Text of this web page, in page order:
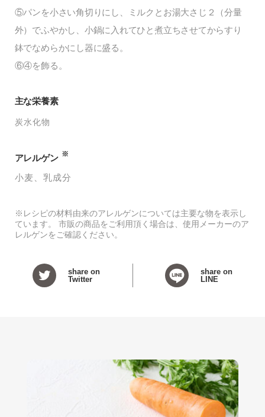
⑤パンを小さい角切りにし、ミルクとお湯大さじ２（分量
外）でふやかし、小鍋に入れてひと煮立ちさせてからすり
鉢でなめらかにし器に盛る。
⑥④を飾る。
主な栄養素
炭水化物
アレルゲン ※
小麦 乳成分
※レシピの材料由来のアレルゲンについては主要な物を表示し
ています。 市販の商品をご利用頂く場合は、使用メーカーのア
レルゲンをご確認ください。
share on
Twitter
share on
LINE